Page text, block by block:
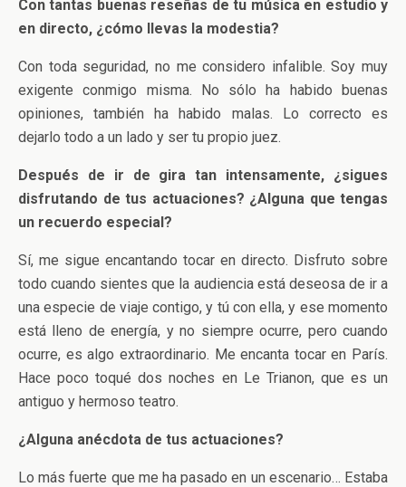
Con tantas buenas reseñas de tu música en estudio y
en directo, ¿cómo llevas la modestia?
Con toda seguridad, no me considero infalible. Soy muy
exigente conmigo misma. No sólo ha habido buenas
opiniones, también ha habido malas. Lo correcto es
dejarlo todo a un lado y ser tu propio juez.
Después de ir de gira tan intensamente, ¿sigues
disfrutando de tus actuaciones? ¿Alguna que tengas
un recuerdo especial?
Sí, me sigue encantando tocar en directo. Disfruto sobre
todo cuando sientes que la audiencia está deseosa de ir a
una especie de viaje contigo, y tú con ella, y ese momento
está lleno de energía, y no siempre ocurre, pero cuando
ocurre, es algo extraordinario. Me encanta tocar en París.
Hace poco toqué dos noches en Le Trianon, que es un
antiguo y hermoso teatro.
¿Alguna anécdota de tus actuaciones?
Lo más fuerte que me ha pasado en un escenario… Estaba